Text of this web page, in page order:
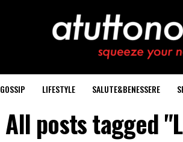
GOSSIP LIFESTYLE SALUTE&BENESSERE
All posts tagged